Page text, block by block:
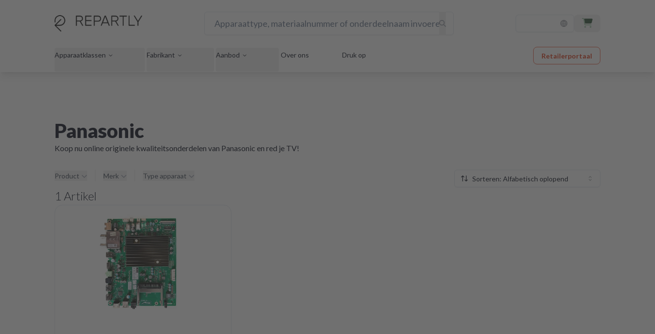
Apparaatklassen Fabrikant Aanbod Over ons Druk op Retailerportaal
Panasonic
Koop nu online originele kwaliteitsonderdelen van Panasonic en red je TV!
Product Merk Type apparaat Sorteren: Alfabetisch oplopend
1 Artikel